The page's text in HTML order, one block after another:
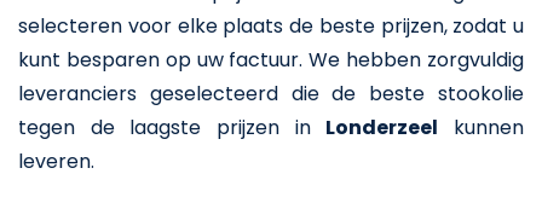
selecteren voor elke plaats de beste prijzen, zodat u
kunt besparen op uw factuur. We hebben zorgvuldig
leveranciers geselecteerd die de beste stookolie
tegen de laagste prijzen in Londerzeel kunnen
leveren.